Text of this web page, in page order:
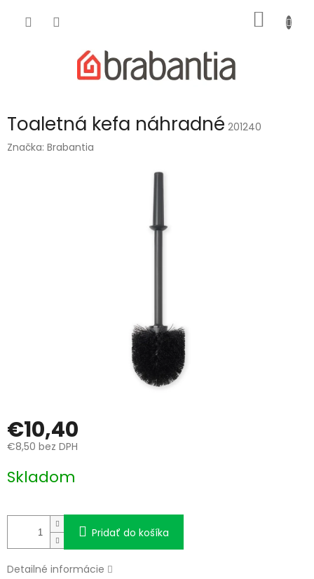
KOŠÍK
Toaletná kefa náhradné 201240
Značka: Brabantia
€10,40
€8,50 bez DPH
cena:
Skladom
Pridať do košíka
Detailné informácie